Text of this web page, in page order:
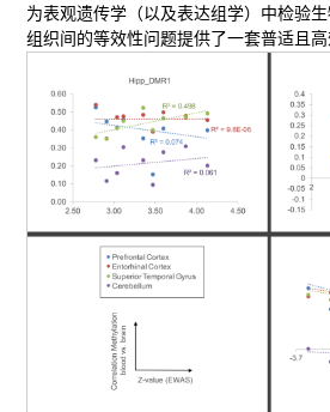
为表观遗传学（以及表达组学）中检验
组织间的等效性问题提供了一套普适且高